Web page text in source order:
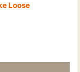
Loose